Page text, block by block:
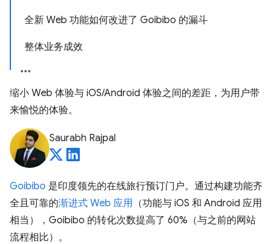
全新 Web 功能如何改进了 Goibibo 的漏斗
整体业务成效
缩小 Web 体验与 iOS/Android 体验之间的差距，为用户带
来愉悦的体验。
Saurabh Rajpal
Goibibo 是印度领先的在线旅行预订门户。通过构建功能齐
全且可靠的渐进式 Web 应用 （功能与 iOS 和 Android 应用
相当），Goibibo 的转化次数提高了 60%（与之前的网站
流程相比）。